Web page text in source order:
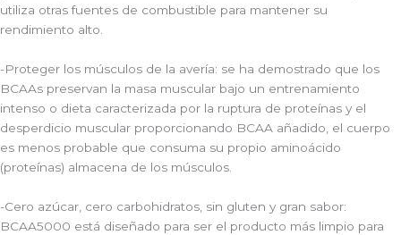
utiliza otras fuentes de combustible para mantener su
rendimiento alto.
-Proteger los músculos de la avería: se ha demostrado que los
BCAAs preservan la masa muscular bajo un entrenamiento
intenso o dieta caracterizada por la ruptura de proteínas y el
desperdicio muscular proporcionando BCAA añadido, el cuerpo
es menos probable que consuma su propio aminoácido
(proteínas) almacena de los músculos.
-Cero azúcar, cero carbohidratos, sin gluten y gran sabor:
BCAA5000 está diseñado para ser el producto más limpio para